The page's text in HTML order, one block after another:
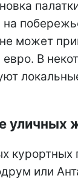
может
В
уличных
курортных
или